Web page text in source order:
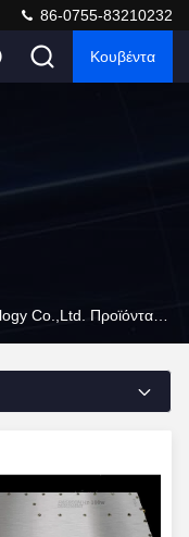
86-0755-83210232
Κουβέντα